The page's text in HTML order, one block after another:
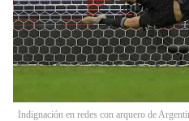
Indignación en redes con arquero de